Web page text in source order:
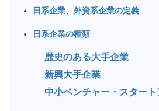
日系企業、外資系企業の定義
日系企業の種類
歴史のある大手企業
新興大手企業
中小ベンチャー・スター